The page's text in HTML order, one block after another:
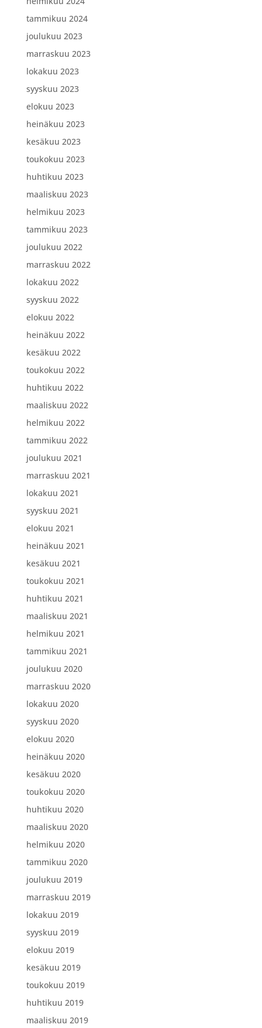
tammikuu 2024
joulukuu 2023
marraskuu 2023
lokakuu 2023
syyskuu 2023
elokuu 2023
heinäkuu 2023
kesäkuu 2023
toukokuu 2023
huhtikuu 2023
maaliskuu 2023
helmikuu 2023
tammikuu 2023
joulukuu 2022
marraskuu 2022
lokakuu 2022
syyskuu 2022
elokuu 2022
heinäkuu 2022
kesäkuu 2022
toukokuu 2022
huhtikuu 2022
maaliskuu 2022
helmikuu 2022
tammikuu 2022
joulukuu 2021
marraskuu 2021
lokakuu 2021
syyskuu 2021
elokuu 2021
heinäkuu 2021
kesäkuu 2021
toukokuu 2021
huhtikuu 2021
maaliskuu 2021
helmikuu 2021
tammikuu 2021
joulukuu 2020
marraskuu 2020
lokakuu 2020
syyskuu 2020
elokuu 2020
heinäkuu 2020
kesäkuu 2020
toukokuu 2020
huhtikuu 2020
maaliskuu 2020
helmikuu 2020
tammikuu 2020
joulukuu 2019
marraskuu 2019
lokakuu 2019
syyskuu 2019
elokuu 2019
kesäkuu 2019
toukokuu 2019
huhtikuu 2019
maaliskuu 2019